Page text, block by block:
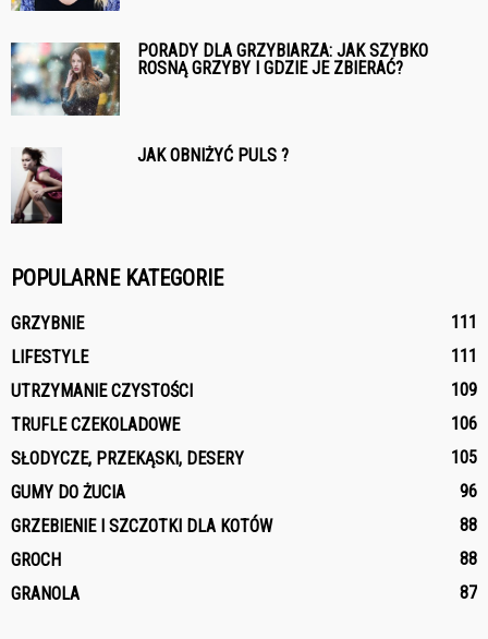
PORADY DLA GRZYBIARZA: JAK SZYBKO
ROSNĄ GRZYBY I GDZIE JE ZBIERAĆ?
JAK OBNIŻYĆ PULS ?
POPULARNE KATEGORIE
GRZYBNIE
111
LIFESTYLE
111
UTRZYMANIE CZYSTOŚCI
109
TRUFLE CZEKOLADOWE
106
SŁODYCZE, PRZEKĄSKI, DESERY
105
GUMY DO ŻUCIA
96
GRZEBIENIE I SZCZOTKI DLA KOTÓW
88
GROCH
88
GRANOLA
87